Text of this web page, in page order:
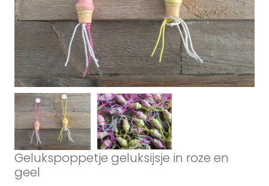
Gelukspoppetje geluksijsje in roze en
geel